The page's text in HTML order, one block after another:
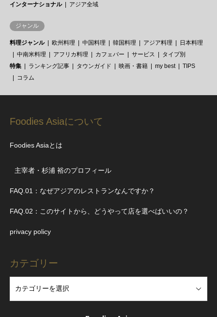
インターナショナル
アジア全域
ジャンル
料理ジャンル 欧州料理 中国料理 韓国料理 アジア料理
日本料理
中南米料理
アフリカ料理 カフェバー サービス
タイプ別
特集
ランキング記事 タウンガイド 映画・書籍 my best
TIPS
コラム
Foodies Asiaについて
Foodies Asiaとは
主宰者・杉浦 裕のプロフィール
FAQ.01：なぜアジアのレストランなんですか？
FAQ.02：このサイトから、どうやって店を選べばいいの？
privacy policy
カテゴリー